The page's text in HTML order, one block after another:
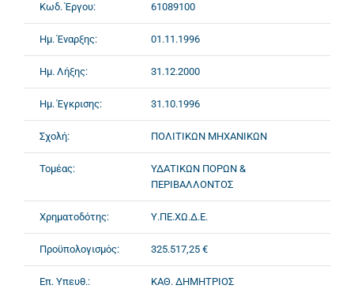
Κωδ. Έργου: 61089100
Ημ. Έναρξης: 01.11.1996
Ημ. Λήξης: 31.12.2000
Ημ. Έγκρισης: 31.10.1996
Σχολή: ΠΟΛΙΤΙΚΩΝ ΜΗΧΑΝΙΚΩΝ
Τομέας:
ΥΔΑΤΙΚΩΝ ΠΟΡΩΝ &
ΠΕΡΙΒΑΛΛΟΝΤΟΣ
Χρηματοδότης: Υ.ΠΕ.ΧΩ.Δ.Ε.
Προϋπολογισμός: 325.517,25 €
Επ. Υπευθ.:
ΚΑΘ. ΔΗΜΗΤΡΙΟΣ